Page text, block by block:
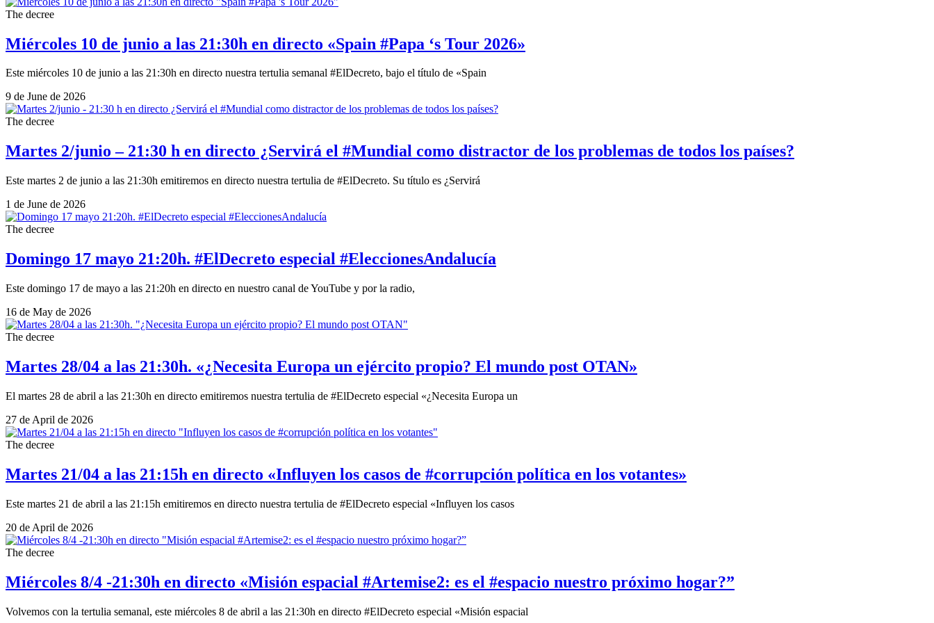
The decree
Miércoles 10 de junio a las 21:30h en directo «Spain #Papa ‘s Tour 2026»
Este miércoles 10 de junio a las 21:30h en directo nuestra tertulia semanal #ElDecreto, bajo el título de «Spain
9 de June de 2026
The decree
Martes 2/junio – 21:30 h en directo ¿Servirá el #Mundial como distractor de los problemas de todos los países?
Este martes 2 de junio a las 21:30h emitiremos en directo nuestra tertulia de #ElDecreto. Su título es ¿Servirá
1 de June de 2026
The decree
Domingo 17 mayo 21:20h. #ElDecreto especial #EleccionesAndalucía
Este domingo 17 de mayo a las 21:20h en directo en nuestro canal de YouTube y por la radio,
16 de May de 2026
The decree
Martes 28/04 a las 21:30h. «¿Necesita Europa un ejército propio? El mundo post OTAN»
El martes 28 de abril a las 21:30h en directo emitiremos nuestra tertulia de #ElDecreto especial «¿Necesita Europa un
27 de April de 2026
The decree
Martes 21/04 a las 21:15h en directo «Influyen los casos de #corrupción política en los votantes»
Este martes 21 de abril a las 21:15h emitiremos en directo nuestra tertulia de #ElDecreto especial «Influyen los casos
20 de April de 2026
The decree
Miércoles 8/4 -21:30h en directo «Misión espacial #Artemise2: es el #espacio nuestro próximo hogar?”
Volvemos con la tertulia semanal, este miércoles 8 de abril a las 21:30h en directo #ElDecreto especial «Misión espacial